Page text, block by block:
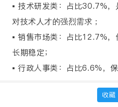
▪️ ‌ 技术研发类 ‌：占比30.7%，
对技术人才的强烈需求；
▪️ ‌销售市场类 ：占比12.7%，
长期稳定；
▪️ ‌行政人事类 ：占比6.6%，
学历要求：覆盖全面，本科
收藏